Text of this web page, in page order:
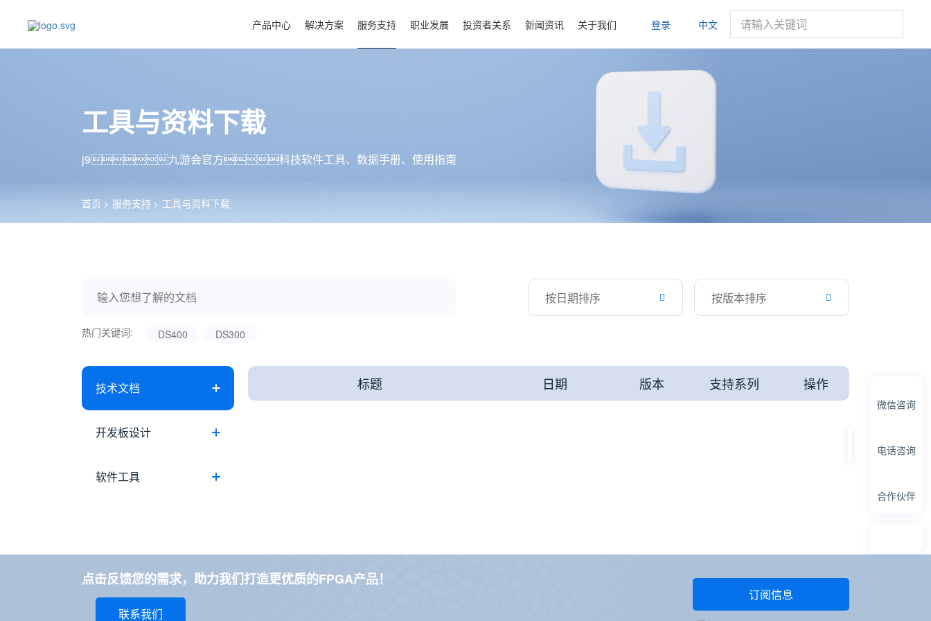
产品中心 解决方案 服务支持 职业发展 投资者关系 新闻资讯 关于我们 登录 中文
工具与资料下载
j9九游会官方科技软件工具、数据手册、使用指南
首页 服务支持 工具与资料下载
热门关键词: DS400 DS300
技术文档
开发板设计
软件工具
标题 日期 版本 支持系列 操作
点击反馈您的需求，助力我们打造更优质的FPGA产品！
联系我们
订阅信息
微信咨询
电话咨询
合作伙伴